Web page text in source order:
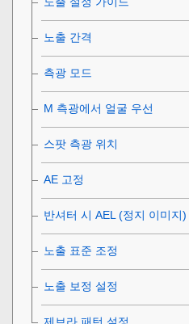
노출 간격
측광 모드
M 측광에서 얼굴 우선
스팟 측광 위치
AE 고정
반셔터 시 AEL (정지 이미지)
노출 표준 조정
노출 보정 설정
제브라 패턴 설정